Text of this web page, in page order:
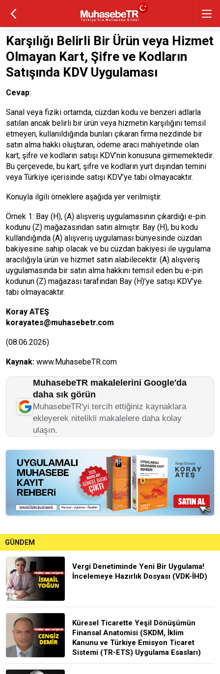
Karşılığı Belirli Bir Ürün veya Hizmet
Olmayan Kart, Şifre ve Kodların
Satışında KDV Uygulaması
Cevap:
Sanal veya fiziki ortamda, cüzdan kodu ve benzeri adlarla
satılan ancak belirli bir ürün veya hizmetin karşılığını temsil
etmeyen, kullanıldığında bunları çıkaran firma nezdinde bir
satın alma hakkı oluşturan, ödeme aracı mahiyetinde olan
kart, şifre ve kodların satışı KDV’nin konusuna girmemektedir.
Bu çerçevede, bu kart, şifre ve kodların yurt dışından temini
veya Türkiye içerisinde satışı KDV’ye tabi olmayacaktır.
Konuyla ilgili örneklere aşağıda yer verilmiştir.
Örnek 1: Bay (H), (A) alışveriş uygulamasının çıkardığı e-pin
kodunu (Z) mağazasından satın almıştır. Bay (H), bu kodu
kullandığında (A) alışveriş uygulaması bünyesinde cüzdan
bakiyesine sahip olacak ve bu cüzdan bakiyesi ile uygulama
aracılığıyla ürün ve hizmet satın alabilecektir. (A) alışveriş
uygulamasında bir satın alma hakkını temsil eden bu e-pin
kodunun (Z) mağazası tarafından Bay (H)’ye satışı KDV’ye
tabi olmayacaktır.
Koray ATEŞ
korayates@muhasebetr.com
(08.06.2026)
Kaynak: www.MuhasebeTR.com
MuhasebeTR makalelerini Google'da
daha sık görün
MuhasebeTR'yi tercih ettiğiniz kaynaklara
ekleyerek nitelikli makalelere daha kolay
ulaşın.
GÜNDEM
Vergi Denetiminde Yeni Bir Uygulama!
İncelemeye Hazırlık Dosyası (VDK-İHD)
Küresel Ticarette Yeşil Dönüşümün
Finansal Anatomisi (SKDM, İklim
Kanunu ve Türkiye Emisyon Ticaret
Sistemi (TR-ETS) Uygulama Esasları)